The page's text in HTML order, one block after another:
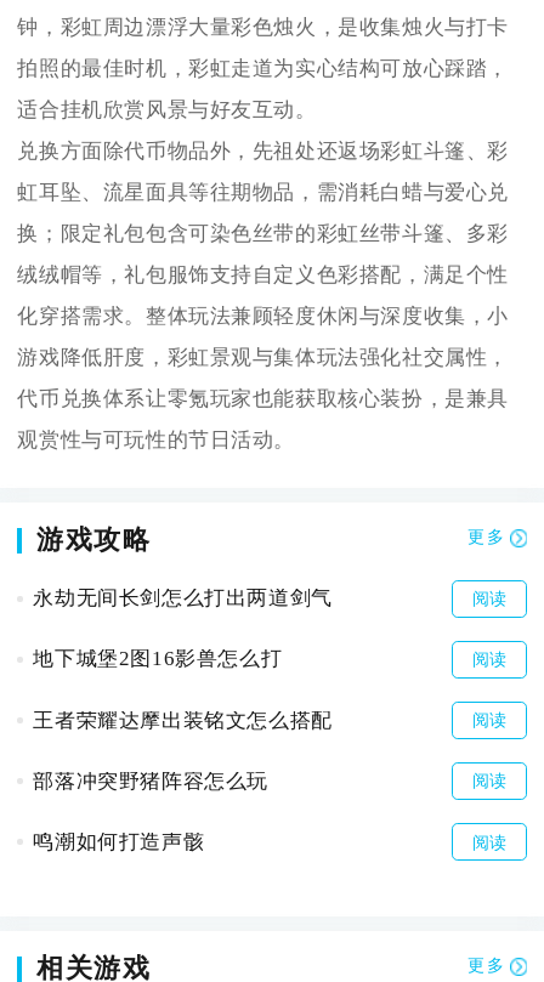
钟，彩虹周边漂浮大量彩色烛火，是收集烛火与打卡
拍照的最佳时机，彩虹走道为实心结构可放心踩踏，
适合挂机欣赏风景与好友互动。
兑换方面除代币物品外，先祖处还返场彩虹斗篷、彩
虹耳坠、流星面具等往期物品，需消耗白蜡与爱心兑
换；限定礼包包含可染色丝带的彩虹丝带斗篷、多彩
绒绒帽等，礼包服饰支持自定义色彩搭配，满足个性
化穿搭需求。整体玩法兼顾轻度休闲与深度收集，小
游戏降低肝度，彩虹景观与集体玩法强化社交属性，
代币兑换体系让零氪玩家也能获取核心装扮，是兼具
观赏性与可玩性的节日活动。
游戏攻略 更多
永劫无间长剑怎么打出两道剑气 阅读
地下城堡2图16影兽怎么打 阅读
王者荣耀达摩出装铭文怎么搭配 阅读
部落冲突野猪阵容怎么玩 阅读
鸣潮如何打造声骸 阅读
相关游戏 更多